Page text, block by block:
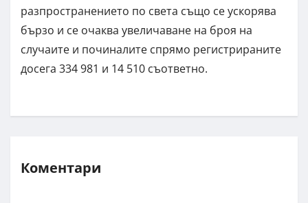
разпространението по света също се ускорява
бързо и се очаква увеличаване на броя на
случаите и починалите спрямо регистрираните
досега 334 981 и 14 510 съответно.
Коментари